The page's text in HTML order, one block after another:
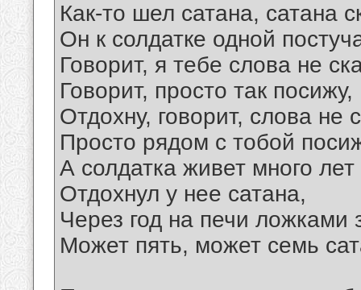
Как-то шел сатана, сатана
Он к солдатке одной
Говорит, я тебе слова не
Говорит, просто так посижу,
Отдохну, говорит, слова не
Просто рядом с тобой
А солдатка живет много
Отдохнул у нее сатана,
Через год на печи ложками
Может пять, может семь